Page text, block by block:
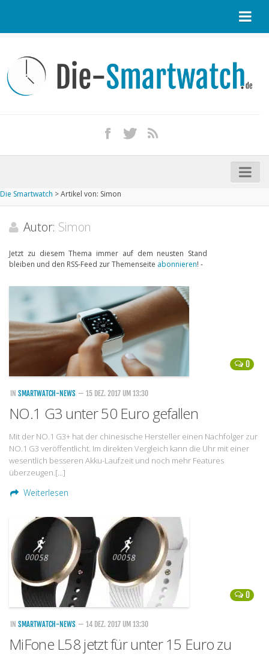
Kontakt / Tipp geben
Impressum
iPhone kaufen
Startseite
Aktuelle Smartwatches im Test
Marken und Modelle
BASE
Smartphonetarife
Datentarife
o2
Smartphonetarife
Prepaid-Tarife
Datentarife
Flatrate-Prepaidtarife
Mobilfunk-Vergleichsrechner
Mobilfunk-Tarifrechner
Flatrate-Datentarife
Die Smartwatch >Artikel von: Simon
Autor: Simon
Jetzt zu diesem Thema immer auf dem neusten Stand
bleiben und den RSS-Feed zur Themenseite abonnieren! -
0
IN SMARTWATCH-NEWS — 15 DEZ. 2017 UM 13:30
NO.1 G3 unter 50 Euro gefallen
Mit der NO.1 G3+ hat der chinesische Hersteller einen Nachfolger zur
NO.1 G3 veröffentlicht. Im direkten Vergleich kann die Uhr mit einer
wesentlich besseren Akku-Laufzeit und noch mehr Features
überzeugen.[…]
Weiterlesen
0
IN SMARTWATCH-NEWS — 14 DEZ. 2017 UM 13:30
MiFone L58 jetzt für unter 15 Euro zu